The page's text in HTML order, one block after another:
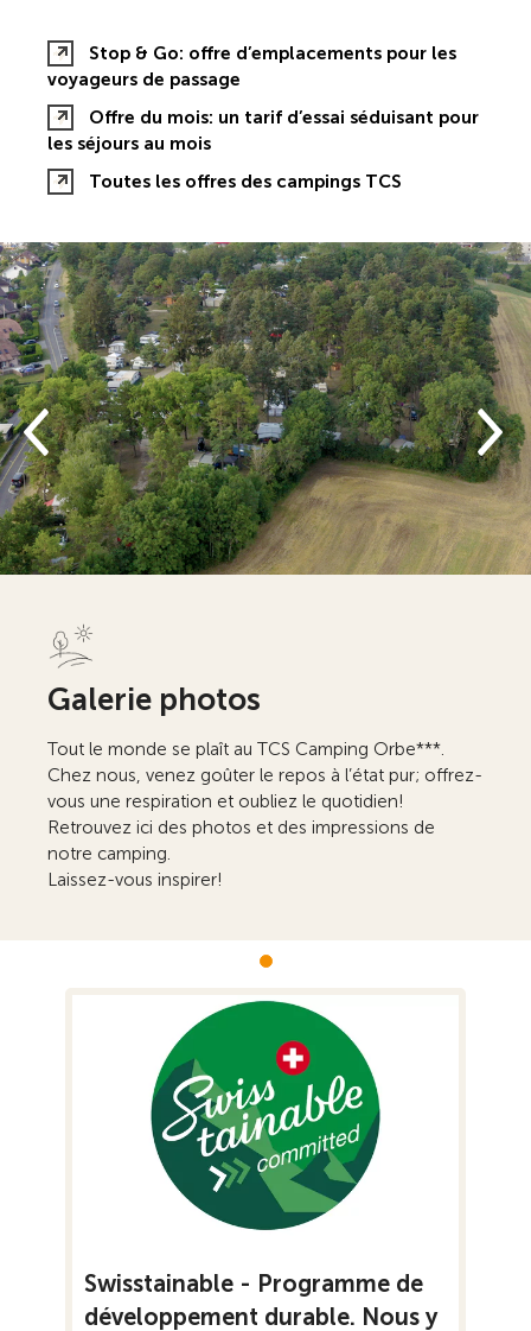
Stop & Go: offre d’emplacements pour les
voyageurs de passage
Offre du mois: un tarif d’essai séduisant pour
les séjours au mois
Toutes les offres des campings TCS
Galerie photos
Tout le monde se plaît au TCS Camping Orbe***.
Chez nous, venez goûter le repos à l’état pur; offrez-
vous une respiration et oubliez le quotidien!
Retrouvez ici des photos et des impressions de
notre camping.
Laissez-vous inspirer!
Swisstainable - Programme de
développement durable. Nous y